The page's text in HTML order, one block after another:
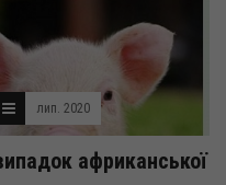
лип. 2020
африканської